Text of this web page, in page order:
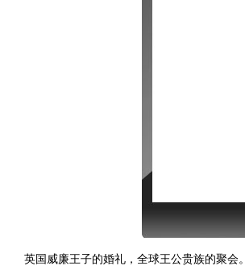
英国威廉王子的婚礼，全球王公贵族的聚会。